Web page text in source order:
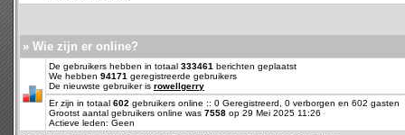
» Wie zijn er online?
De gebruikers hebben in totaal 333461 berichten geplaatst
We hebben 94171 geregistreerde gebruikers
De nieuwste gebruiker is rowellgerry
Er zijn in totaal 602 gebruikers online :: 0 Geregistreerd, 0 verborgen en 602
Grootst aantal gebruikers online was 7558 op 29 Mei 2025 11:26
Actieve leden: Geen